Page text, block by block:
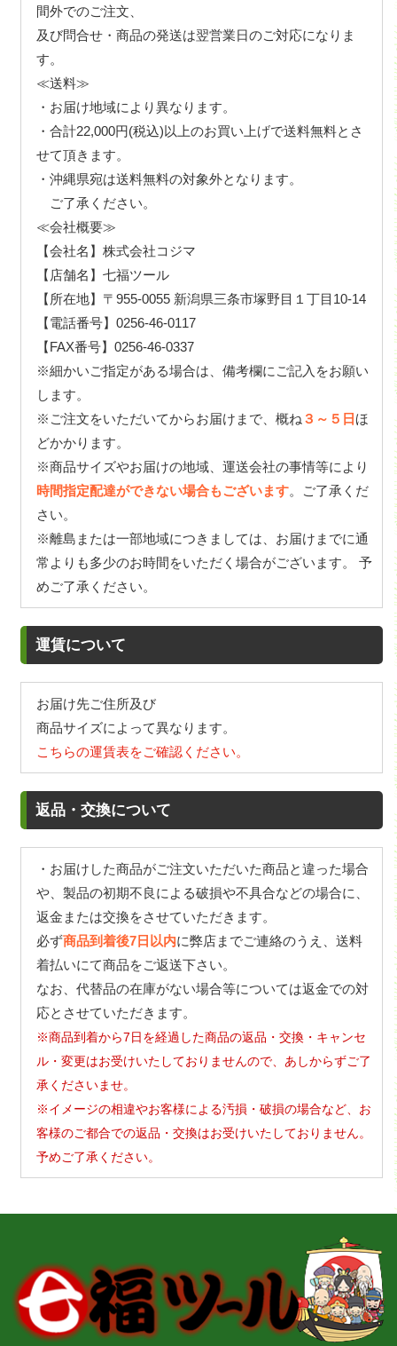
間外でのご注文、
及び問合せ・商品の発送は翌営業日のご対応になりま
す。
≪送料≫
・お届け地域により異なります。
・合計22,000円(税込)以上のお買い上げで送料無料とさ
せて頂きます。
・沖縄県宛は送料無料の対象外となります。
ご了承ください。
≪会社概要≫
【会社名】株式会社コジマ
【店舗名】七福ツール
【所在地】〒955-0055 新潟県三条市塚野目１丁目10-14
【電話番号】0256-46-0117
【FAX番号】0256-46-0337
※細かいご指定がある場合は、備考欄にご記入をお願い
します。
※ご注文をいただいてからお届けまで、概ね ３～５日ほ
どかかります。
※商品サイズやお届けの地域、運送会社の事情等により
時間指定配達ができない場合もございます。ご了承くだ
さい。
※離島または一部地域につきましては、お届けまでに通
常よりも多少のお時間をいただく場合がございます。 予
めご了承ください。
運賃について
お届け先ご住所及び
商品サイズによって異なります。
こちらの運賃表をご確認ください。
返品・交換について
・お届けした商品がご注文いただいた商品と違った場合
や、製品の初期不良による破損や不具合などの場合に、
返金または交換をさせていただきます。
必ず商品到着後7日以内に弊店までご連絡のうえ、送料
着払いにて商品をご返送下さい。
なお、代替品の在庫がない場合等については返金での対
応とさせていただきます。
※商品到着から7日を経過した商品の返品・交換・キャンセ
ル・変更はお受けいたしておりませんので、あしからずご了
承くださいませ。
※イメージの相違やお客様による汚損・破損の場合など、お
客様のご都合での返品・交換はお受けいたしておりません。
予めご了承ください。